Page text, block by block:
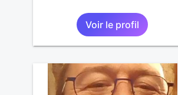
Voir le profil